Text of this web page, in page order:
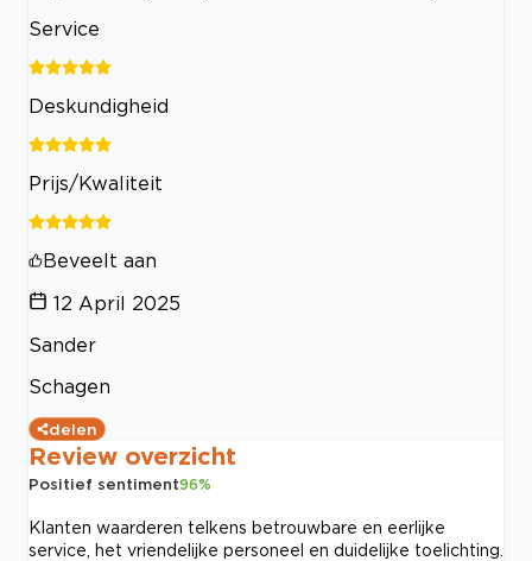
Service
Deskundigheid
Prijs/Kwaliteit
Beveelt aan
12 April 2025
Sander
Schagen
delen
Review overzicht
Positief sentiment96%
Klanten waarderen telkens betrouwbare en eerlijke
service, het vriendelijke personeel en duidelijke toelichting.